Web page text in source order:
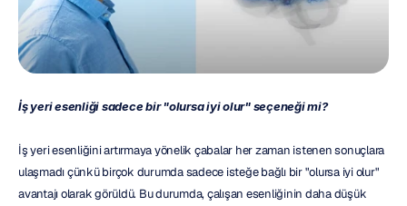
İş yeri esenliği sadece bir "olursa iyi olur" seçeneği mi?
İş yeri esenliğini artırmaya yönelik çabalar her zaman istenen sonuçlara
ulaşmadı çünkü birçok durumda sadece isteğe bağlı bir "olursa iyi olur"
avantajı olarak görüldü. Bu durumda, çalışan esenliğinin daha düşük